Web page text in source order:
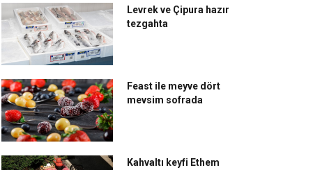
Levrek ve Çipura hazır
tezgahta
Feast ile meyve dört
mevsim sofrada
Kahvaltı keyfi Ethem